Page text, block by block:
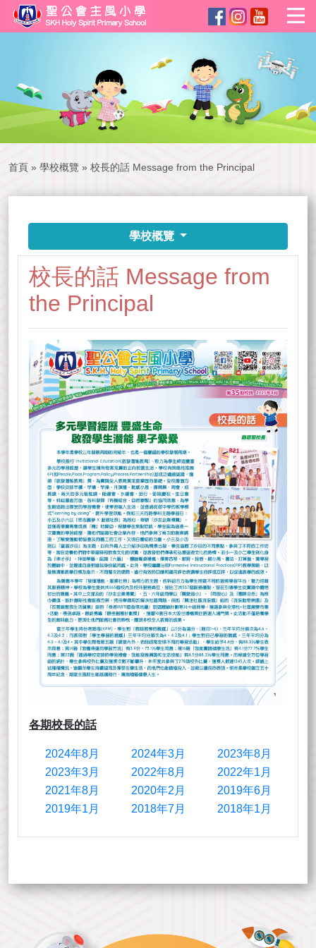
首頁 » 學校概覽 » 校長的話 Message from the Principal
學校概覽
校長的話 Message from
the Principal
各期校長的話
2024年8月 2024年3月
2023年8月
2023年3月
2022年8月
2022年1月
2021年8月
2020年2月
2019年6月
2019年1月
2018年7月 2018年1月